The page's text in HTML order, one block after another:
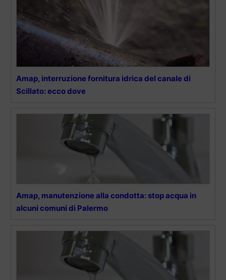
Amap, interruzione fornitura idrica del canale di
Scillato: ecco dove
Amap, manutenzione alla condotta: stop acqua in
alcuni comuni di Palermo